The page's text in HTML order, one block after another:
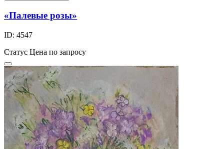
«Палевые розы»
ID: 4547
Статус Цена по запросу